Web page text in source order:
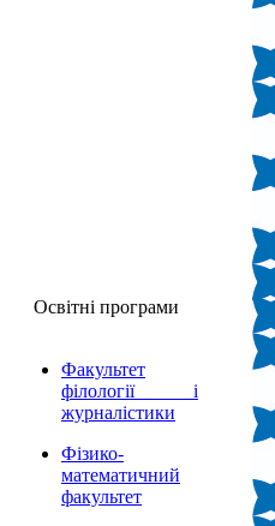
Освітні програми
Факультет
філології і
журналістики
Фізико-
математичний
факультет